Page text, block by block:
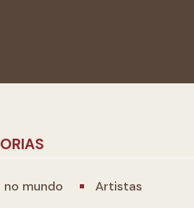
mundo
Artistas